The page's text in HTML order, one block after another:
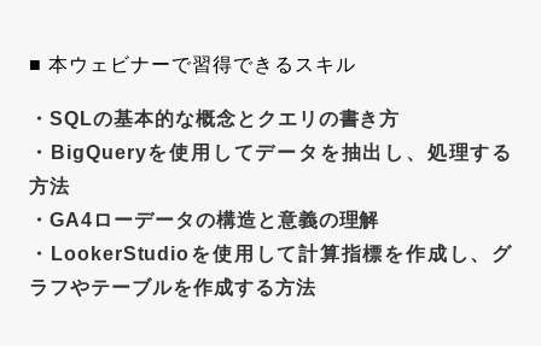
■ 本ウェビナーで習得できるスキル
・ SQLの基本的な概念とクエリの書き方
・
BigQueryを使用してデータを抽出し、処理する
方法
・ GA4ローデータの構造と意義の理解
・
LookerStudioを使用して計算指標を作成し、グ
ラフやテーブルを作成する方法